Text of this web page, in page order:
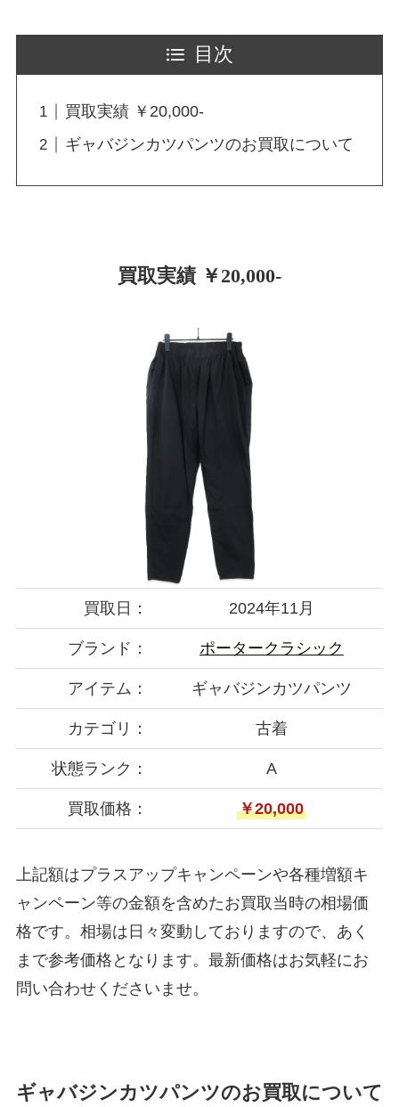
目次
買取実績 ￥20,000-
ギャバジンカツパンツのお買取について
買取実績 ￥20,000-
買取日： 2024年11月
ブランド： ポータークラシック
アイテム： ギャバジンカツパンツ
カテゴリ： 古着
状態ランク： A
買取価格： ￥20,000
上記額はプラスアップキャンペーンや各種増額キ
ャンペーン等の金額を含めたお買取当時の相場価
格です。相場は日々変動しておりますので、あく
まで参考価格となります。最新価格はお気軽にお
問い合わせくださいませ。
ギャバジンカツパンツのお買取について